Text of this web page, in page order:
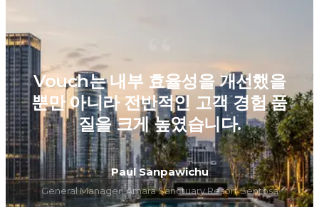
“
Vouch는 내부 효율성을 개선했을
뿐만 아니라 전반적인 고객 경험 품
질을 크게 높였습니다.
Paul Sanpawichu
General Manager, Amara Sanctuary Resort Sentosa